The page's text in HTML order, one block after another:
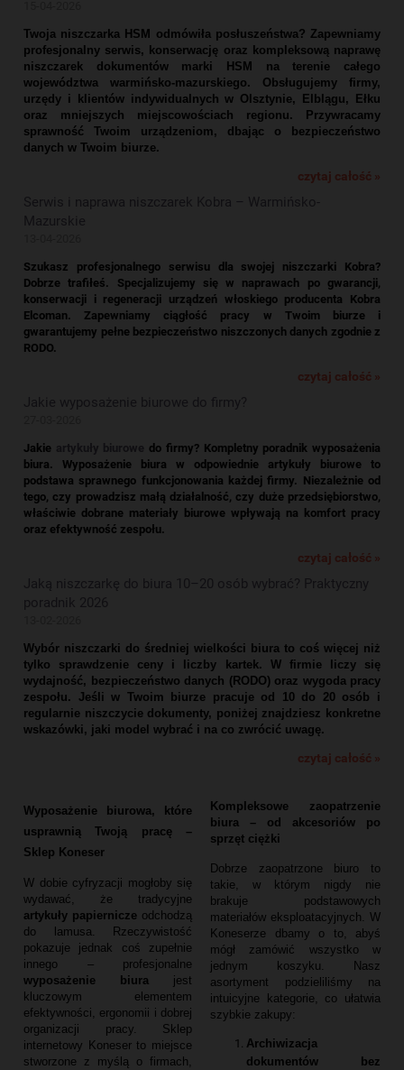
Twoja niszczarka HSM odmówiła posłuszeństwa? Zapewniamy
profesjonalny serwis, konserwację oraz kompleksową naprawę
niszczarek dokumentów marki HSM na terenie całego
województwa warmińsko-mazurskiego. Obsługujemy firmy,
urzędy i klientów indywidualnych w Olsztynie, Elblągu, Ełku
oraz mniejszych miejscowościach regionu. Przywracamy
sprawność Twoim urządzeniom, dbając o bezpieczeństwo
danych w Twoim biurze.
czytaj całość »
Serwis i naprawa niszczarek Kobra – Warmińsko-
Mazurskie
Szukasz profesjonalnego serwisu dla swojej niszczarki Kobra?
Dobrze trafiłeś. Specjalizujemy się w naprawach po gwarancji,
konserwacji i regeneracji urządzeń włoskiego producenta Kobra
Elcoman. Zapewniamy ciągłość pracy w Twoim biurze i
gwarantujemy pełne bezpieczeństwo niszczonych danych zgodnie z
RODO.
czytaj całość »
Jakie wyposażenie biurowe do firmy?
Jakie artykuły biurowe do firmy? Kompletny poradnik wyposażenia
biura. Wyposażenie biura w odpowiednie artykuły biurowe to
podstawa sprawnego funkcjonowania każdej firmy. Niezależnie od
tego, czy prowadzisz małą działalność, czy duże przedsiębiorstwo,
właściwie dobrane materiały biurowe wpływają na komfort pracy
oraz efektywność zespołu.
czytaj całość »
Jaką niszczarkę do biura 10–20 osób wybrać? Praktyczny
poradnik 2026
Wybór niszczarki do średniej wielkości biura to coś więcej niż
tylko sprawdzenie ceny i liczby kartek. W firmie liczy się
wydajność, bezpieczeństwo danych (RODO) oraz wygoda pracy
zespołu. Jeśli w Twoim biurze pracuje od 10 do 20 osób i
regularnie niszczycie dokumenty, poniżej znajdziesz konkretne
wskazówki, jaki model wybrać i na co zwrócić uwagę.
czytaj całość »
Wyposażenie biurowa, które
usprawnią Twoją pracę –
Sklep Koneser
W dobie cyfryzacji mogłoby się
wydawać,
że tradycyjne
artykuły papiernicze odchodzą
do lamusa. Rzeczywistość
pokazuje jednak coś zupełnie
innego – profesjonalne
wyposażenie biura jest
kluczowym elementem
efektywności, ergonomii i dobrej
organizacji pracy. Sklep
internetowy Koneser to miejsce
stworzone z myślą o firmach,
Kompleksowe zaopatrzenie
biura – od akcesoriów po
sprzęt ciężki
Dobrze zaopatrzone biuro to
takie,
w którym nigdy nie
brakuje podstawowych
materiałów eksploatacyjnych.
W
Koneserze dbamy o to,
abyś
mógł zamówić wszystko w
jednym koszyku.
Nasz
asortyment podzieliliśmy na
intuicyjne kategorie,
co ułatwia
szybkie zakupy:
Archiwizacja
dokumentów bez